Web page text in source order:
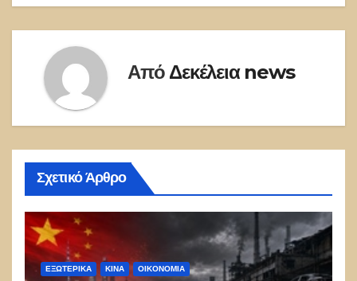
Από Δεκέλεια news
Σχετικό Άρθρο
ΕΞΩΤΕΡΙΚΑ ΚΊΝΑ ΟΙΚΟΝΟΜΙΑ